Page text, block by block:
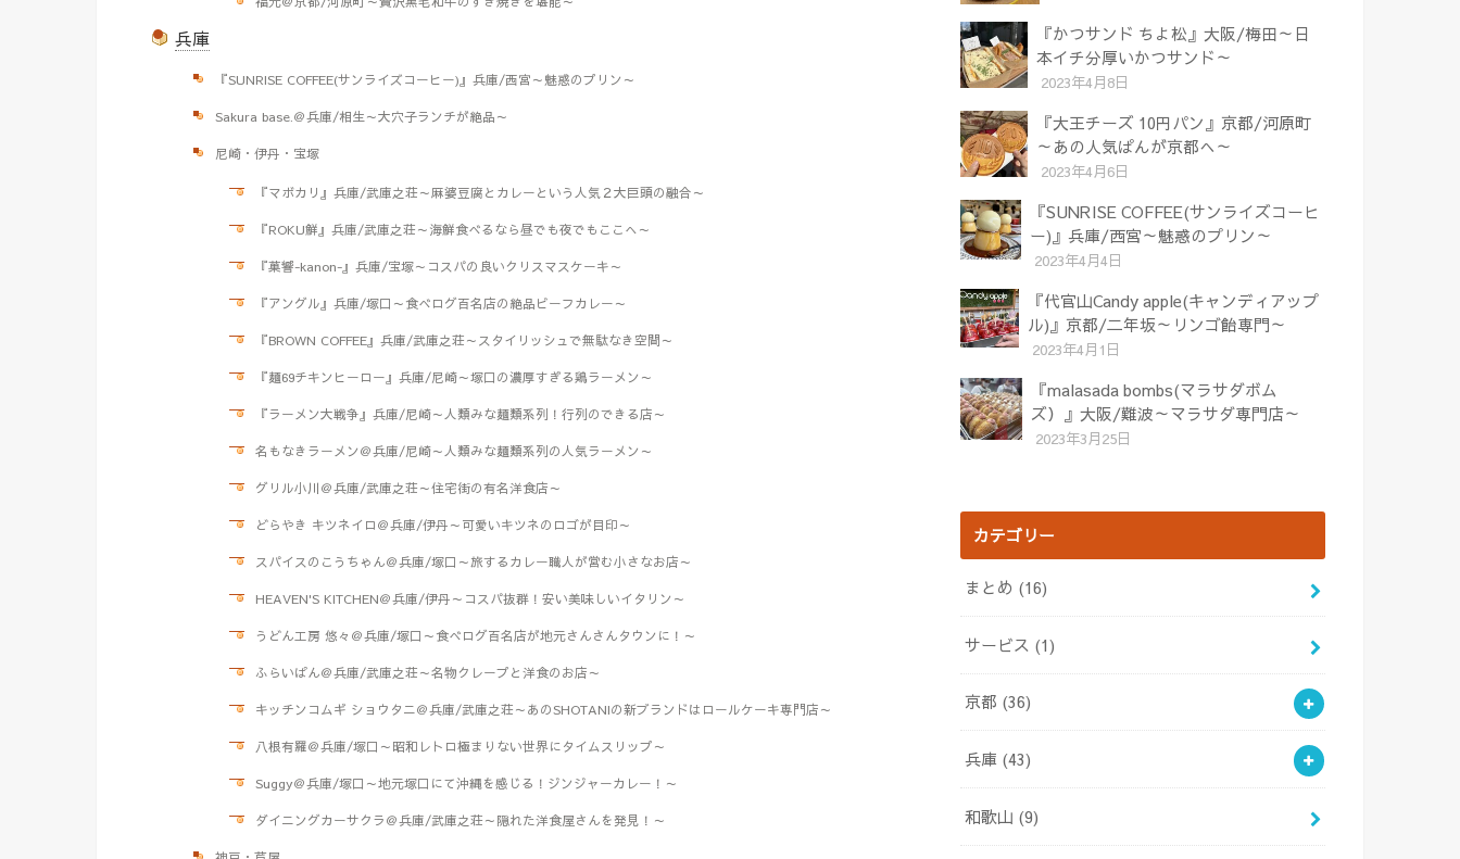
兵庫
『SUNRISE COFFEE(サンライズコーヒー)』兵庫/西宮～魅惑のプリン～
Sakura base.＠兵庫/相生～大穴子ランチが絶品～
尼崎・伊丹・宝塚
『マボカリ』兵庫/武庫之荘～麻婆豆腐とカレーという人気２大巨頭の融合～
『ROKU鮮』兵庫/武庫之荘～海鮮食べるなら昼でも夜でもここへ～
『菓響-kanon-』兵庫/宝塚～コスパの良いクリスマスケーキ～
『アングル』兵庫/塚口～食べログ百名店の絶品ビーフカレー～
『BROWN COFFEE』兵庫/武庫之荘～スタイリッシュで無駄なき空間～
『麺69チキンヒーロー』兵庫/尼崎～塚口の濃厚すぎる鶏ラーメン～
『ラーメン大戦争』兵庫/尼崎～人類みな麺類系列！行列のできる店～
名もなきラーメン＠兵庫/尼崎～人類みな麺類系列の人気ラーメン～
グリル小川＠兵庫/武庫之荘～住宅街の有名洋食店～
どらやき キツネイロ＠兵庫/伊丹～可愛いキツネのロゴが目印～
スパイスのこうちゃん＠兵庫/塚口～旅するカレー職人が営む小さなお店～
HEAVEN'S KITCHEN＠兵庫/伊丹～コスパ抜群！安い美味しいイタリン～
うどん工房 悠々＠兵庫/塚口～食べログ百名店が地元さんさんタウンに！～
ふらいぱん＠兵庫/武庫之荘～名物クレープと洋食のお店～
キッチンコムギ ショウタニ＠兵庫/武庫之荘～あのSHOTANIの新ブランドはロールケーキ専門店～
八根有羅＠兵庫/塚口～昭和レトロ極まりない世界にタイムスリップ～
Suggy＠兵庫/塚口～地元塚口にて沖縄を感じる！ジンジャーカレー！～
ダイニングカーサクラ＠兵庫/武庫之荘～隠れた洋食屋さんを発見！～
『かつサンド ちよ松』大阪/梅田～日
本イチ分厚いかつサンド～
2023年4月8日
『大王チーズ 10円パン』京都/河原町
～あの人気ぱんが京都へ～
2023年4月6日
『SUNRISE COFFEE(サンライズコーヒ
ー)』兵庫/西宮～魅惑のプリン～
2023年4月4日
『代官山Candy apple(キャンディアップ
ル)』京都/二年坂～リンゴ飴専門～
2023年4月1日
『malasada bombs(マラサダボム
ズ）』大阪/難波～マラサダ専門店～
2023年3月25日
カテゴリー
まとめ (16)
サービス (1)
京都 (36)
兵庫 (43)
和歌山 (9)